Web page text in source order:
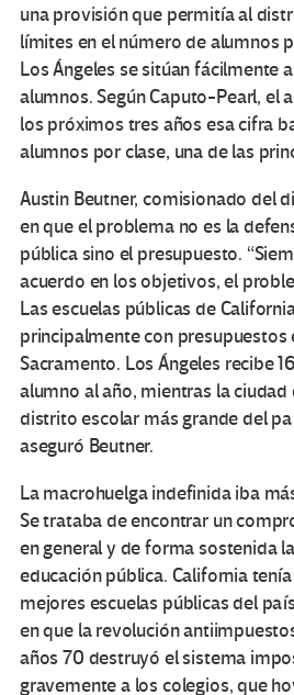
una provisión que permitía al
límites en el número de alumnos
Los Ángeles se sitúan fácilmente
alumnos. Según Caputo-Pearl, el
los próximos tres años esa cifra
alumnos por clase, una de las
Austin Beutner, comisionado del
en que el problema no es la
pública sino el presupuesto.
acuerdo en los objetivos, el
Las escuelas públicas de
principalmente con
Sacramento. Los Ángeles recibe
alumno al año, mientras la ciudad
distrito escolar más grande del
aseguró Beutner.
La macrohuelga indefinida iba
Se trataba de encontrar un
en general y de forma sostenida
educación pública. California
mejores escuelas públicas del
en que la revolución
años 70 destruyó el sistema
gravemente a los colegios, que